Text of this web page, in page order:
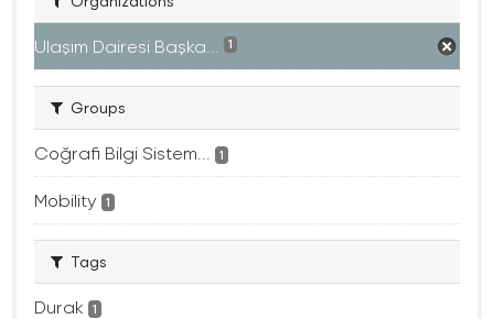
Ulaşım Dairesi Başka... 1
Groups
Coğrafi Bilgi Sistem... 1
Mobility 1
Tags
Durak 1